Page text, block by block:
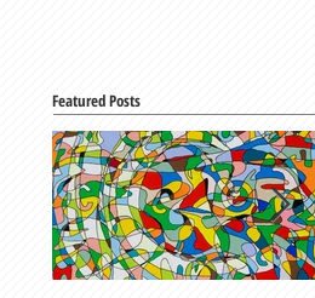
Featured Posts